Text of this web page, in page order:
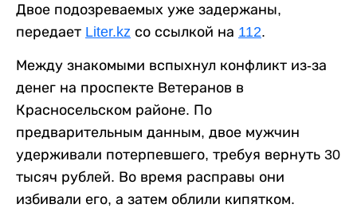
Двое подозреваемых уже задержаны,
передает Liter.kz со ссылкой на 112.
Между знакомыми вспыхнул конфликт из-за
денег на проспекте Ветеранов в
Красносельском районе. По
предварительным данным, двое мужчин
удерживали потерпевшего, требуя вернуть 30
тысяч рублей. Во время расправы они
избивали его, а затем облили кипятком.